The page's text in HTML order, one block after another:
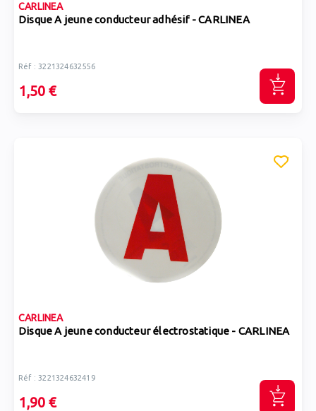
CARLINEA
Disque A jeune conducteur adhésif - CARLINEA
Réf : 3221324632556
1,50 €
CARLINEA
Disque A jeune conducteur électrostatique - CARLINEA
Réf : 3221324632419
1,90 €